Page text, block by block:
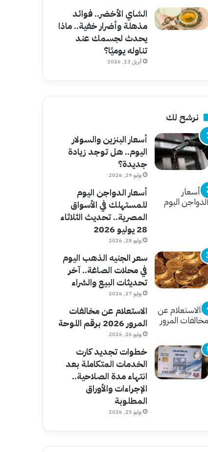
الشاي الأخضر.. فوائد
مذهلة وأضرار خفية.. ماذا
يحدث لجسمك عند
تناوله يوميًا؟
أبريل 13, 2026
نرشح لك
أسعار البنزين والسولار
اليوم.. هل توجد زيادة
جديدة؟
يوليو 29, 2026
أسعار الدواجن اليوم
للمستهلك في الأسواق
المصرية.. تحديث الثلاثاء
28 يوليو 2026
يوليو 28, 2026
سعر الجنيه الذهب اليوم
في محلات الصاغة.. آخر
تحديثات البيع والشراء
يوليو 27, 2026
الاستعلام عن مخالفات
المرور 2026 برقم اللوحة
يوليو 26, 2026
خطوات تجديد كارت
الخدمات المتكاملة بعد
انتهاء مدة الصلاحية..
الإجراءات والأوراق
المطلوبة
يوليو 25, 2026